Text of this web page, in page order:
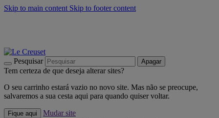
Skip to main content Skip to footer content
Pesquisar Apagar
Tem certeza de que deseja alterar sites?
O seu carrinho estará vazio no novo site. Mas não se preocupe,
salvaremos a sua cesta aqui para quando quiser voltar.
Fique aqui
Mudar site